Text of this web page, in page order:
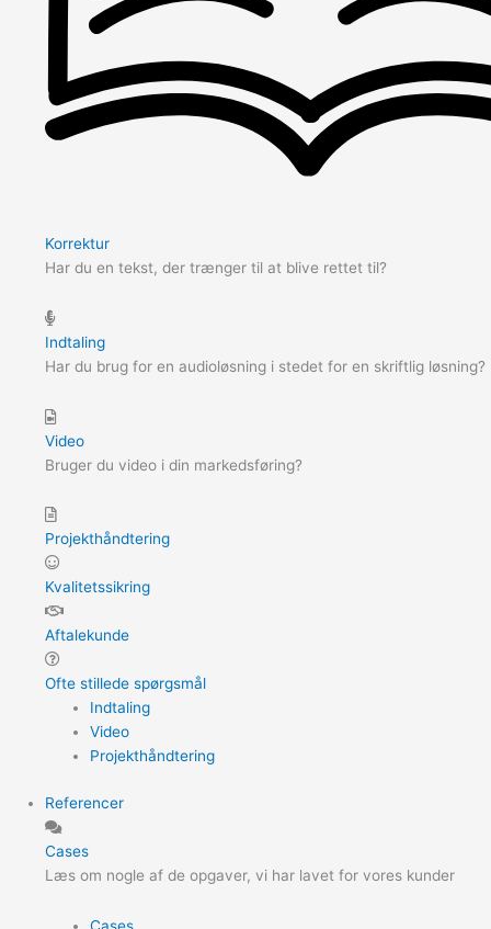
Korrektur
Har du en tekst, der trænger til at blive rettet til?
Indtaling
Har du brug for en audioløsning i stedet for en skriftlig løsning?
Video
Bruger du video i din markedsføring?
Projekthåndtering
Kvalitetssikring
Aftalekunde
Ofte stillede spørgsmål
Indtaling
Video
Projekthåndtering
Referencer
Cases
Læs om nogle af de opgaver, vi har lavet for vores kunder